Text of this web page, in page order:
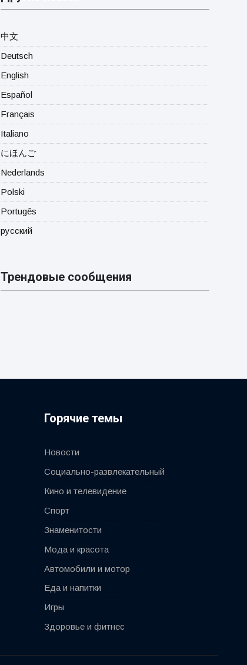
中文
Deutsch
English
Español
Français
Italiano
にほんご
Nederlands
Polski
Portugês
русский
Трендовые сообщения
Горячие темы
Новости
Социально-развлекательный
Кино и телевидение
Спорт
Знаменитости
Мода и красота
Автомобили и мотор
Еда и напитки
Игры
Здоровье и фитнес